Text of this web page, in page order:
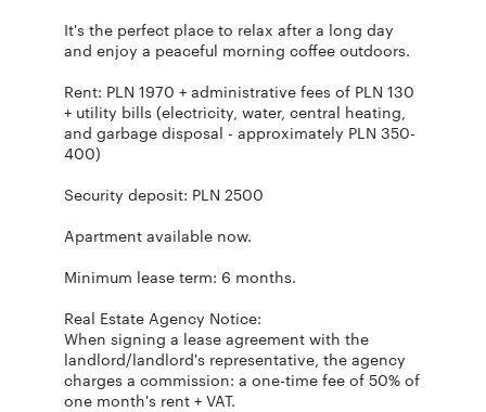
It's the perfect place to relax after a long day
and enjoy a peaceful morning coffee outdoors.
Rent: PLN 1970 + administrative fees of PLN 130
+ utility bills (electricity, water, central heating,
and garbage disposal - approximately PLN 350-
400)
Security deposit: PLN 2500
Apartment available now.
Minimum lease term: 6 months.
Real Estate Agency Notice:
When signing a lease agreement with the
landlord/landlord's representative, the agency
charges a commission: a one-time fee of 50% of
one month's rent + VAT.